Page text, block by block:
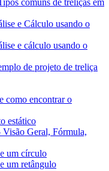
comuns de treliças em
e Cálculo usando o
e cálculo usando o
de projeto de treliça
como encontrar o
estático
Geral, Fórmula,
um círculo
um retângulo